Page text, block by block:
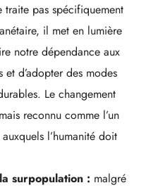
pas spécifiquement
il met en lumière
notre dépendance aux
et d’adopter des modes
Le changement
reconnu comme l’un
l’humanité doit
surpopulation : malgré